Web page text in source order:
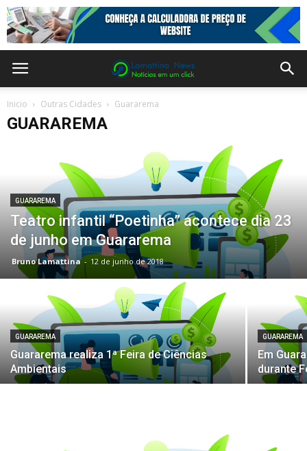
Inicio Outras Cidades Guararema
GUARAREMA
GUARAREMA
Teatro infantil “Poetinha” acontece dia 23
de junho em Guararema
Bruno Lamattina - 12 de junho de 2018
GUARAREMA
Guararema realiza 1ª Feira de Ciências
Ambientais
GUARAREMA
Em
durante